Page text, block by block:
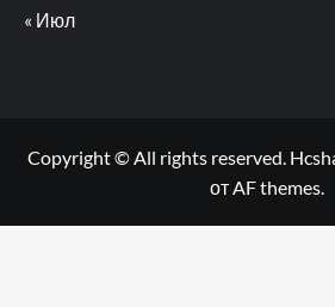
« Июл
Copyright © All rights reserved.
от AF themes.